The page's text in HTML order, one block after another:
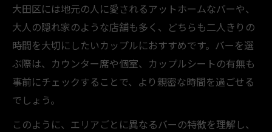
大田区には地元の人に愛されるアットホームなバーや、
大人の隠れ家のような店舗も多く、どちらも二人きりの
時間を大切にしたいカップルにおすすめです。バーを選
ぶ際は、カウンター席や個室、カップルシートの有無も
事前にチェックすることで、より親密な時間を過ごせる
でしょう。
このように、エリアごとに異なるバーの特徴を理解し、